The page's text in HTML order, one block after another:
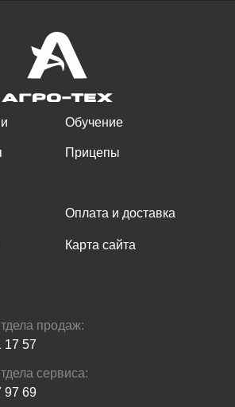
Обучение
Прицепы
Оплата и доставка
Карта сайта
сервиса:
97 69
продаж:
17 57